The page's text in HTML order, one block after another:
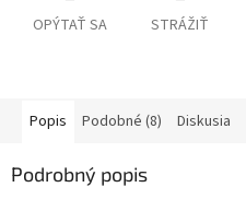
OPÝTAŤ SA STRÁŽIŤ
Popis Podobné (8) Diskusia
Podrobný popis